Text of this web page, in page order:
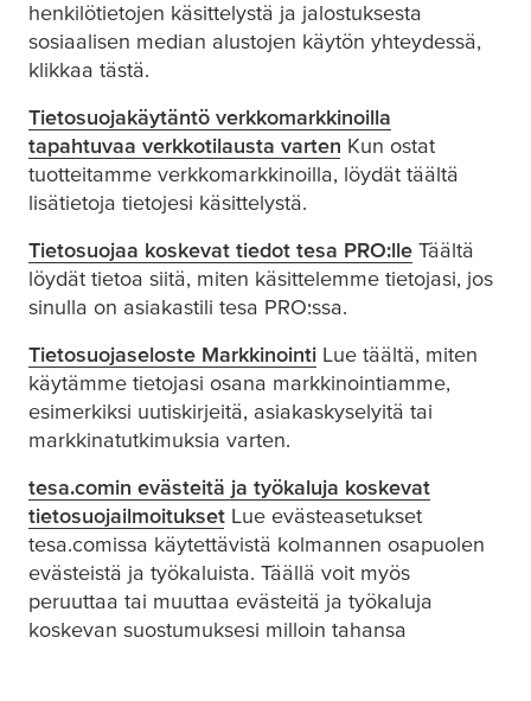
henkilötietojen käsittelystä ja jalostuksesta
sosiaalisen median alustojen käytön yhteydessä,
klikkaa tästä.
Tietosuojakäytäntö verkkomarkkinoilla
tapahtuvaa verkkotilausta varten Kun ostat
tuotteitamme verkkomarkkinoilla, löydät täältä
lisätietoja tietojesi käsittelystä.
Tietosuojaa koskevat tiedot tesa PRO:lle Täältä
löydät tietoa siitä, miten käsittelemme tietojasi, jos
sinulla on asiakastili tesa PRO:ssa.
Tietosuojaseloste Markkinointi Lue täältä, miten
käytämme tietojasi osana markkinointiamme,
esimerkiksi uutiskirjeitä, asiakaskyselyitä tai
markkinatutkimuksia varten.
tesa.comin evästeitä ja työkaluja koskevat
tietosuojailmoitukset Lue evästeasetukset
tesa.comissa käytettävistä kolmannen osapuolen
evästeistä ja työkaluista. Täällä voit myös
peruuttaa tai muuttaa evästeitä ja työkaluja
koskevan suostumuksesi milloin tahansa